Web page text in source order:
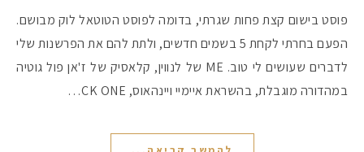
פוסט בישום קצת פחות שגרתי, בדומה לפוסט הטוטאל לוק מבושם.
הפעם בחרתי לקחת 5 בשמים חדשים, ולתת להם את הפרשנות שלי
לדברים שעושים לי טוב. ME של לנווין, קלאסיק של ז'אן פול גוטיה
במהדורה מוגבלת, בהשראת איימיי ויינהאוס, CK ONE…